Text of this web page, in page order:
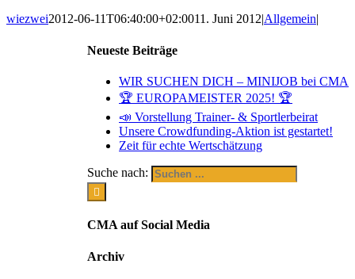
wiezwei2012-06-11T06:40:00+02:0011. Juni 2012|Allgemein|
Neueste Beiträge
WIR SUCHEN DICH – MINIJOB bei CMA
🏆 EUROPAMEISTER 2025! 🏆
📣 Vorstellung Trainer- & Sportlerbeirat
Unsere Crowdfunding-Aktion ist gestartet!
Zeit für echte Wertschätzung
Suche nach:
CMA auf Social Media
Archiv